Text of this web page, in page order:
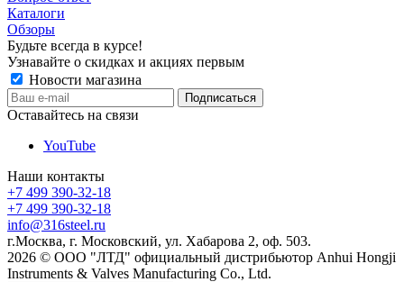
Каталоги
Обзоры
Будьте всегда в курсе!
Узнавайте о скидках и акциях первым
Новости магазина
Оставайтесь на связи
YouTube
Наши контакты
+7 499 390-32-18
+7 499 390-32-18
info@316steel.ru
г.Москва, г. Московский, ул. Хабарова 2, оф. 503.
2026 © ООО "ЛТД" официальный дистрибьютор Anhui Hongji
Instruments & Valves Manufacturing Co., Ltd.